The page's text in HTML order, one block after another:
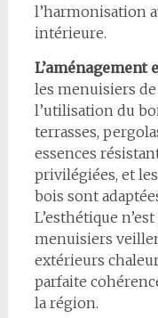
l’harmonisation
intérieure.
L’aménagement
les menuisiers
l’utilisation du
terrasses,
essences
privilégiées, et
bois sont
L’esthétique
menuisiers
extérieurs
parfaite
la région.